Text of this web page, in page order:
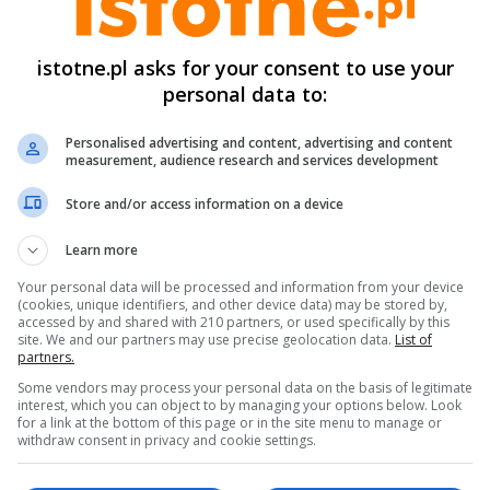
partii:8225281102
przydatności do spożycia:24/10/2025
Sokołów SA, Oddział w Robakowie 62-
ul. Poznańska 14, WNI 30210225
istotne.pl asks for your consent to use your
personal data to:
Personalised advertising and content, advertising and content
measurement, audience research and services development
Store and/or access information on a device
Learn more
Your personal data will be processed and information from your device
(cookies, unique identifiers, and other device data) may be stored by,
accessed by and shared with 210 partners, or used specifically by this
site. We and our partners may use precise geolocation data. List of
partners.
Some vendors may process your personal data on the basis of legitimate
interest, which you can object to by managing your options below. Look
for a link at the bottom of this page or in the site menu to manage or
withdraw consent in privacy and cookie settings.